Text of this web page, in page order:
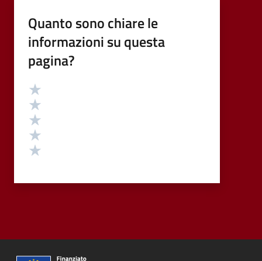
Quanto sono chiare le
informazioni su questa
pagina?
Valutazione